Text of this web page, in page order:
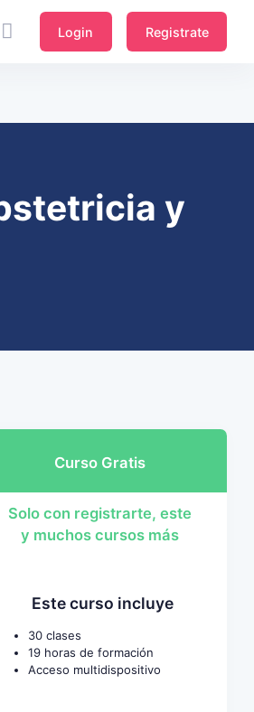
Login Registrate
y
Curso Gratis
Solo con registrarte, este
y muchos cursos más
Este curso incluye
30 clases
19 horas de formación
Acceso multidispositivo